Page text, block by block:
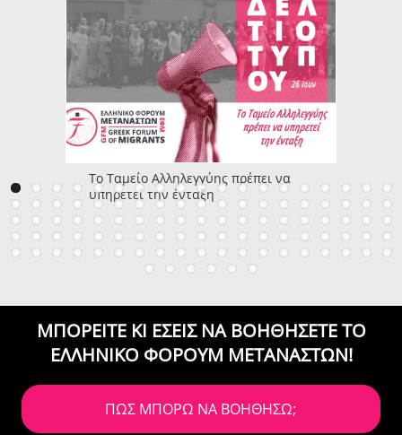
Το Ταμείο Αλληλεγγύης πρέπει να
υπηρετεί την ένταξη
ΜΠΟΡΕΙΤΕ ΚΙ ΕΣΕΙΣ ΝΑ ΒΟΗΘΗΣΕΤΕΤΟ
ΕΛΛΗΝΙΚΟ ΦΟΡΟΥΜ ΜΕΤΑΝΑΣΤΩΝ!
ΠΩΣ ΜΠΟΡΩ ΝΑ ΒΟΗΘΗΣΩ;